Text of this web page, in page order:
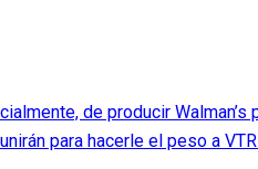
de producir
para hacerle el peso a